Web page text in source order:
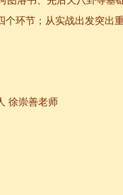
个环节；从实战出发突出
徐崇善老师